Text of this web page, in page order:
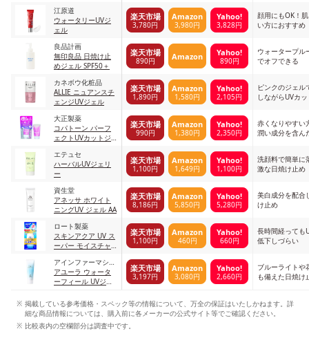
江原道
ウォータリーUVジ
ェル
楽天市場
3,780円
Amazon
3,980円
Yahoo!
3,828円
顔用にもOK！
い方におすすめ
良品計画
無印良品 日焼け止
めジェル SPF50＋
楽天市場
890円 Amazon Yahoo!
890円
ウォータープル
でオフできる
カネボウ化粧品
ALLIE ニュアンスチ
ェンジUVジェル
楽天市場
1,890円
Amazon
1,580円
Yahoo!
2,105円
ピンクのジェル
しながらUVカ
大正製薬
コパトーン パーフ
ェクトUVカットジ
楽天市場
990円
Amazon
1,380円
Yahoo!
2,350円
赤くなりやすい
潤い成分を含ん
エテュセ
ハーバルUVジェリ
ー
楽天市場
1,100円
Amazon
1,649円
Yahoo!
1,100円
洗顔料で簡単に
激な日焼け止め
資生堂
アネッサ ホワイト
ニングUV ジェル AA
楽天市場
8,186円
Amazon
5,850円
Yahoo!
5,280円
美白成分を配合
け止め
ロート製薬
スキンアクア UV ス
ーパー モイスチャ
楽天市場
1,100円
Amazon
460円
Yahoo!
660円
長時間経っても
低下しづらい
アインファーマシー
ズ
アユーラ ウォータ
ーフィール UVジェ
楽天市場
3,197円
Amazon
3,080円
Yahoo!
2,660円
ブルーライトや
も備えた日焼け
掲載している参考価格・スペック等の情報について、万全の保証はいたしかねます。詳
細な商品情報については、購入前に各メーカーの公式サイト等でご確認ください。
比較表内の空欄部分は調査中です。